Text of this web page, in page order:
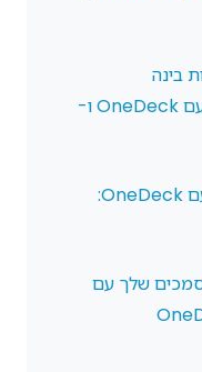
בינה
מלאכותית: פתיחת הפוטנציאל עם OneDeck ו-
הנעה להצלחה במכירות ושיווק עם OneDeck:
שלך עם